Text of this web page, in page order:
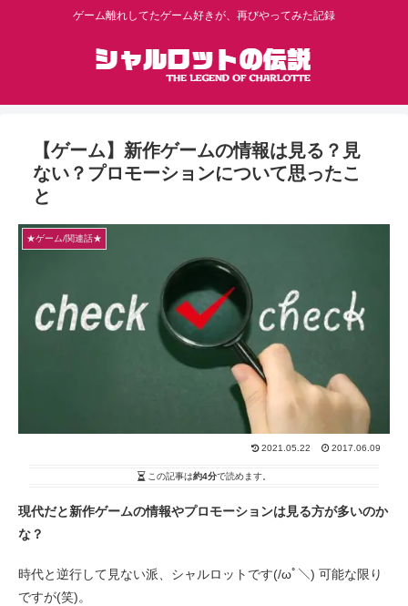
ゲーム離れしてたゲーム好きが、再びやってみた記録
【ゲーム】新作ゲームの情報は見る？見
ない？プロモーションについて思ったこ
と
★ゲーム/関連話★
2021.05.22 2017.06.09
この記事は約4分で読めます。
現代だと新作ゲームの情報やプロモーションは見る方が多いのか
な？
時代と逆行して見ない派、シャルロットです(/ωﾟ＼) 可能な限り
ですが(笑)。